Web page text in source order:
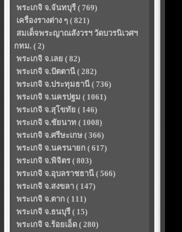
พระเกจิ จ.จันทบุรี ( 769)
เครื่องรางต่าง ๆ ( 821)
สมเด็จพระญาณสังวรฯ วัดบวรนิเวศฯ
กทม. ( 2)
พระเกจิ จ.เลย ( 82)
พระเกจิ จ.ปัตตานี ( 282)
พระเกจิ จ.ประทุมธานี ( 736)
พระเกจิ จ.นครปฐม ( 1061)
พระเกจิ จ.สุโขทัย ( 146)
พระเกจิ จ.ชัยนาท ( 1008)
พระเกจิ จ.ศรีษะเกษ ( 366)
พระเกจิ จ.นครนายก ( 617)
พระเกจิ จ.พิจิตร ( 803)
พระเกจิ จ.อุบลราชธานี ( 566)
พระเกจิ จ.สงขลา ( 147)
พระเกจิ จ.ตาก ( 111)
พระเกจิ จ.ธนบุรี ( 15)
พระเกจิ จ.ร้อยเอ็ด ( 280)